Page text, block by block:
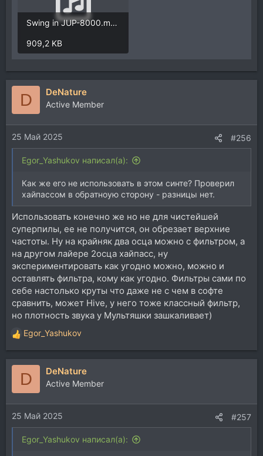
Swing in JUP-8000.mp3
909,2 KB
D DeNature
Active Member
25 Май 2025 #256
Egor_Yashukov написал(а):
Как же его не использовать в этом синте? Проверил
хайпассом в обратноую сторону - разницы нет.
Использовать конечно же но не для чистейшей
суперпилы, ее не получится, он обрезает верхние
частоты. Ну на крайняк два осца можно с фильтром, а
на другом лайере 2осца хайпасс, ну
экспериментировать как угодно можно, можно и
оставлять фильтра, кому как угодно. Фильтры сами по
себе настолько круты что даже не с чем в софте
сравнить, может Hive, у него тоже классный фильтр,
но плотность звука у Мультяшки зашкаливает)
Р
е
а
и
и
:
Egor_Yashukov
D DeNature
Active Member
25 Май 2025 #257
Egor_Yashukov написал(а):